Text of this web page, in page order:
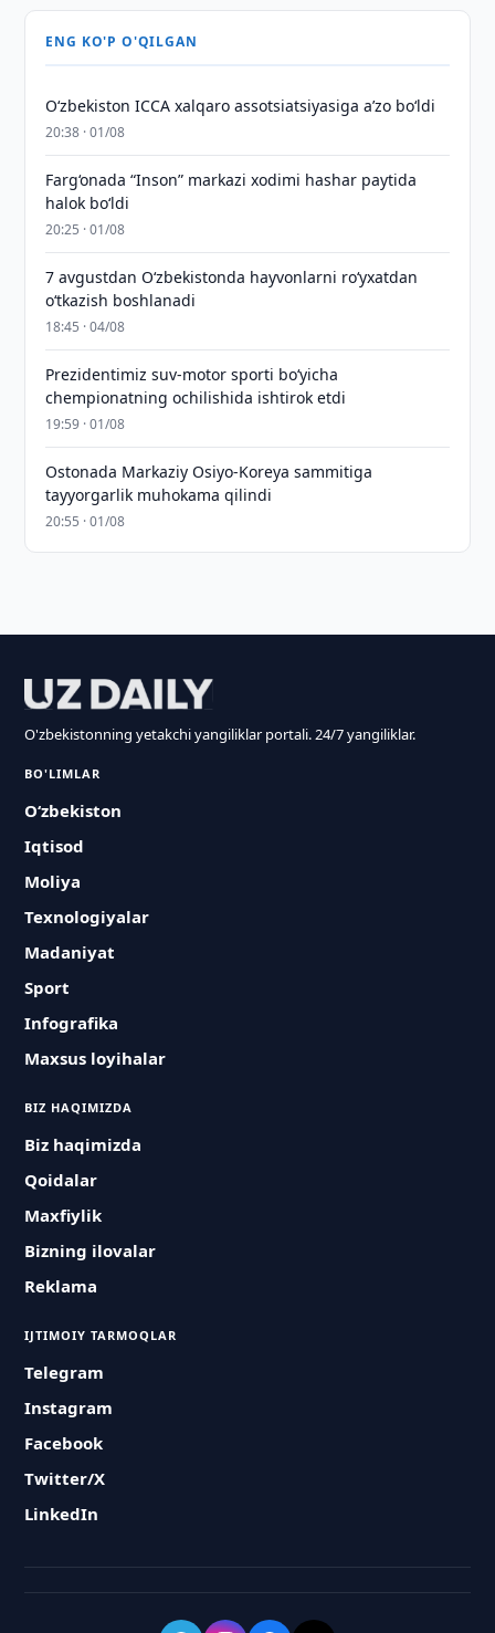
ENG KO'P O'QILGAN
O‘zbekiston ICCA xalqaro assotsiatsiyasiga aʼzo bo‘ldi
20:38 · 01/08
Farg‘onada “Inson” markazi xodimi hashar paytida
halok bo‘ldi
20:25 · 01/08
7 avgustdan O‘zbekistonda hayvonlarni ro‘yxatdan
o‘tkazish boshlanadi
18:45 · 04/08
Prezidentimiz suv-motor sporti bo‘yicha
chempionatning ochilishida ishtirok etdi
19:59 · 01/08
Ostonada Markaziy Osiyo-Koreya sammitiga
tayyorgarlik muhokama qilindi
20:55 · 01/08
O'zbekistonning yetakchi yangiliklar portali. 24/7 yangiliklar.
BO'LIMLAR
O‘zbekiston
Iqtisod
Moliya
Texnologiyalar
Madaniyat
Sport
Infografika
Maxsus loyihalar
BIZ HAQIMIZDA
Biz haqimizda
Qoidalar
Maxfiylik
Bizning ilovalar
Reklama
IJTIMOIY TARMOQLAR
Telegram
Instagram
Facebook
Twitter/X
LinkedIn